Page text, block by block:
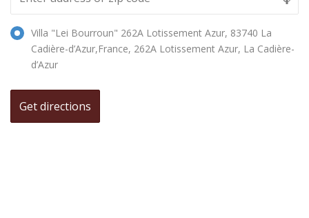
Villa "Lei Bourroun" 262A Lotissement Azur, 83740 La
Cadière-d’Azur,France, 262A Lotissement Azur, La Cadière-
d’Azur